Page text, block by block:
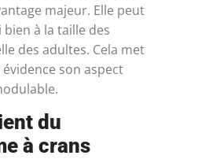
majeur. Elle peut
bien à la taille des
des adultes. Cela met
son aspect
du
à crans